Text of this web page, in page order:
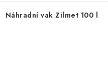
Náhradní vak Zilmet 100 l